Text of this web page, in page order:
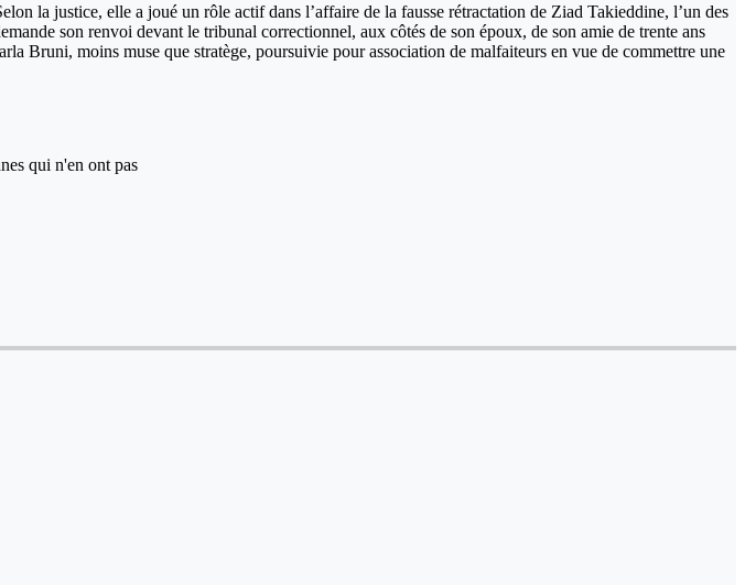
la justice, elle a joué un rôle actif dans l’affaire de la fausse rétractation de Ziad Takieddine, l’un des
son renvoi devant le tribunal correctionnel, aux côtés de son époux, de son amie de trente ans
Bruni, moins muse que stratège, poursuivie pour association de malfaiteurs en vue de commettre une
qui n'en ont pas